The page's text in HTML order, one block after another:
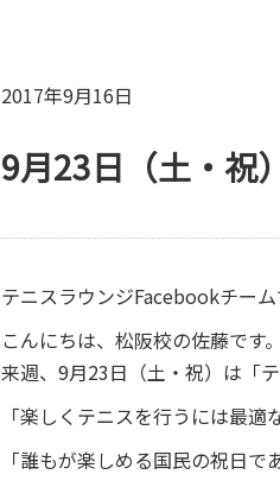
2017年9月16日
9月23日（土・祝
テニスラウンジFacebookチーム
こんにちは、松阪校の佐藤です。
来週、9月23日（土・祝）は「テ
「楽しくテニスを行うには最適
「誰もが楽しめる国民の祝日で